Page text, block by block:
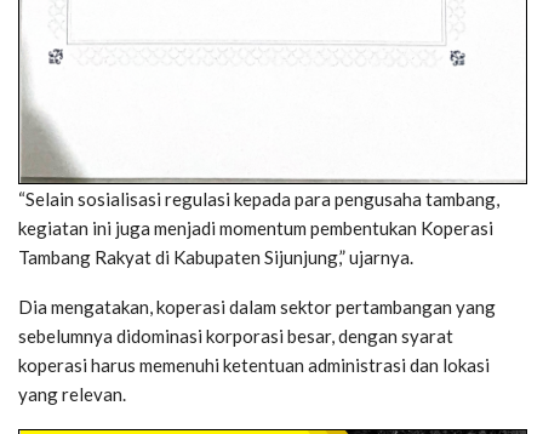
“Selain sosialisasi regulasi kepada para pengusaha tambang,
kegiatan ini juga menjadi momentum pembentukan Koperasi
Tambang Rakyat di Kabupaten Sijunjung,” ujarnya.
Dia mengatakan, koperasi dalam sektor pertambangan yang
sebelumnya didominasi korporasi besar, dengan syarat
koperasi harus memenuhi ketentuan administrasi dan lokasi
yang relevan.